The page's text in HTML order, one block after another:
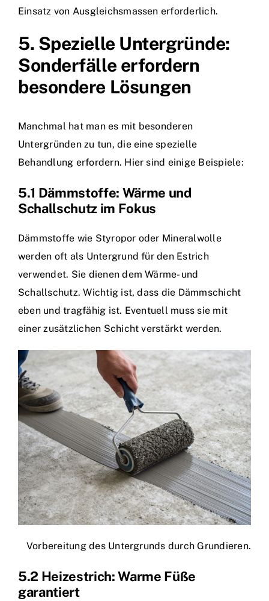
Einsatz von Ausgleichsmassen erforderlich.
5. Spezielle Untergründe:
Sonderfälle erfordern
besondere Lösungen
Manchmal hat man es mit besonderen
Untergründen zu tun, die eine spezielle
Behandlung erfordern. Hier sind einige Beispiele:
5.1 Dämmstoffe: Wärme und
Schallschutz im Fokus
Dämmstoffe wie Styropor oder Mineralwolle
werden oft als Untergrund für den Estrich
verwendet. Sie dienen dem Wärme- und
Schallschutz. Wichtig ist, dass die Dämmschicht
eben und tragfähig ist. Eventuell muss sie mit
einer zusätzlichen Schicht verstärkt werden.
Vorbereitung des Untergrunds durch Grundieren.
5.2 Heizestrich: Warme Füße
garantiert